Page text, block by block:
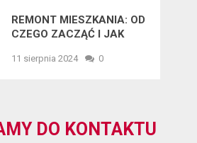
REMONT MIESZKANIA: OD
CZEGO ZACZĄĆ I JAK
11 sierpnia 2024 0
DO KONTAKTU